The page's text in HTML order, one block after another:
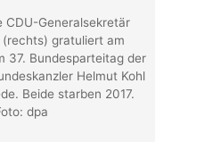
CDU-Generalsekretär
(rechts) gratuliert am
37. Bundesparteitag der
Helmut Kohl
Beide starben 2017.
dpa